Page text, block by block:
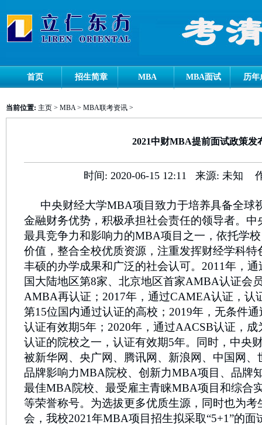
首页 招生简章 MBA MBA面试 历年
当前位置: 主页 > MBA> MBA联考资讯 >
2021中财MBA提前面试政策发
时间: 2020-06-15 12:11 来源: 未知
中央财经大学MBA项目致力于培养具备全球
金融财务优势，积极承担社会责任的领导者。
最具竞争力和影响力的MBA项目之一，依托学
价值，整合全校优质资源，注重发挥财经学科特
丰硕的办学成果和广泛的社会认可。2011年，
国大陆地区第8家、北京地区首家AMBA认证会
AMBA再认证；2017年，通过CAMEA认证，认
第15位国内通过认证的高校；2019年，无条件
认证有效期5年；2020年，通过AACSB认证，
认证的院校之一，认证有效期5年。同时，中央
被新华网、央广网、腾讯网、新浪网、中国网、
品牌影响力MBA院校、创新力MBA项目、品牌
最佳MBA院校、最受雇主青睐MBA项目和综合
等荣誉称号。为选拔更多优质生源，同时也为考
会，我校2021年MBA项目招生拟采取“5+1”的面